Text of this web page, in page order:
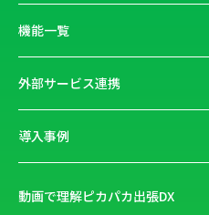
機能一覧
外部サービス連携
導入事例
動画で理解ピカパカ出張DX